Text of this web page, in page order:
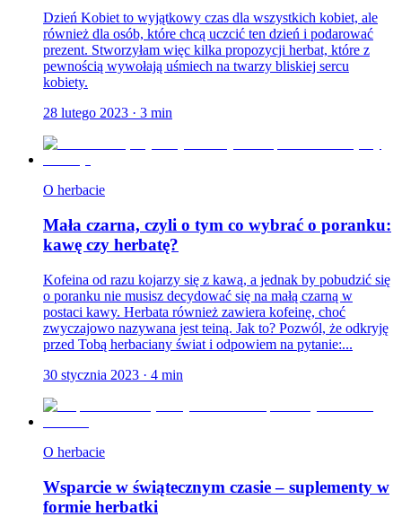
Dzień Kobiet to wyjątkowy czas dla wszystkich kobiet, ale
również dla osób, które chcą uczcić ten dzień i podarować
prezent. Stworzyłam więc kilka propozycji herbat, które z
pewnością wywołają uśmiech na twarzy bliskiej sercu
kobiety.
28 lutego 2023 · 3 min
O herbacie
Mała czarna, czyli o tym co wybrać o poranku:
kawę czy herbatę?
Kofeina od razu kojarzy się z kawą, a jednak by pobudzić się
o poranku nie musisz decydować się na małą czarną w
postaci kawy. Herbata również zawiera kofeinę, choć
zwyczajowo nazywana jest teiną. Jak to? Pozwól, że odkryję
przed Tobą herbaciany świat i odpowiem na pytanie:...
30 stycznia 2023 · 4 min
O herbacie
Wsparcie w świątecznym czasie – suplementy w
formie herbatki